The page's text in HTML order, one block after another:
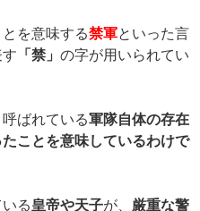
とを意味する禁軍といった言
す 「禁」の字が用いられてい
ばれている軍隊自体の存在
ことを意味しているわけで
いる皇帝や天子が、 厳重な警